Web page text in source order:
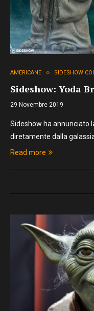
AMERICANE SIDESHOW
Sideshow: Yoda
29 Novembre 2019
Sideshow ha annunciato
diretamente dalla galassia
Read more